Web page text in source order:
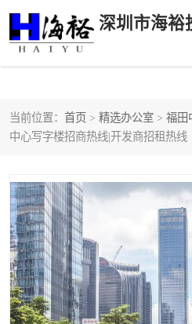
当前位置： 首页 > 精选办公室 > 福田
中心写字楼招商热线|开发商招租热线
后海
前海
福田中心区写字楼租赁
深圳宝安